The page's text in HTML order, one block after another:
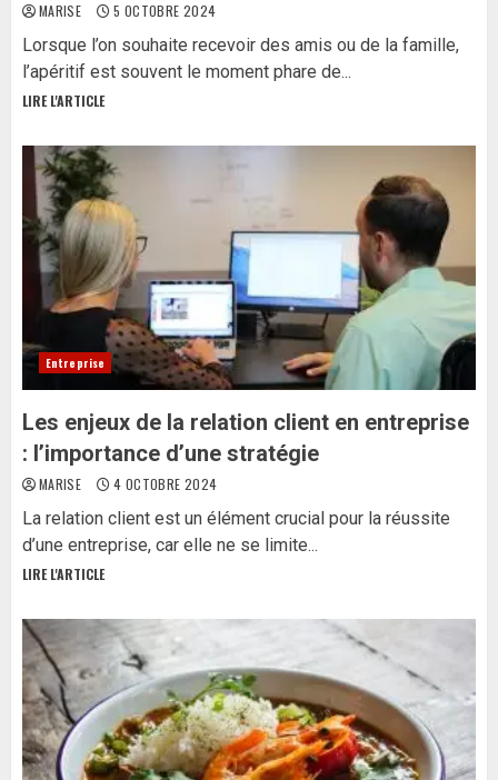
MARISE 5 OCTOBRE 2024
Lorsque l’on souhaite recevoir des amis ou de la famille,
l’apéritif est souvent le moment phare de...
LIRE L'ARTICLE
Entreprise
Les enjeux de la relation client en entreprise
: l’importance d’une stratégie
MARISE 4 OCTOBRE 2024
La relation client est un élément crucial pour la réussite
d’une entreprise, car elle ne se limite...
LIRE L'ARTICLE